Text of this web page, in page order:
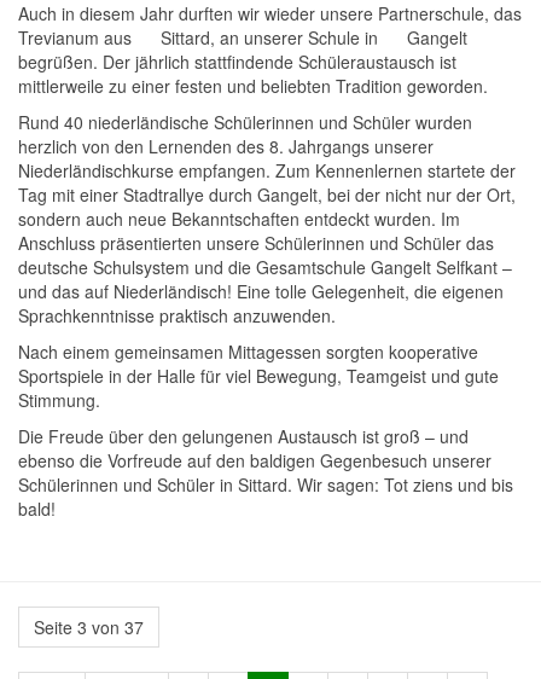
Auch in diesem Jahr durften wir wieder unsere Partnerschule, das
Trevianum aus Sittard, an unserer Schule in
Gangelt
begrüßen. Der jährlich stattfindende Schüleraustausch ist
mittlerweile zu einer festen und beliebten Tradition geworden.
Rund 40 niederländische Schülerinnen und Schüler wurden
herzlich von den Lernenden des 8. Jahrgangs unserer
Niederländischkurse empfangen. Zum Kennenlernen startete der
Tag mit einer Stadtrallye durch Gangelt, bei der nicht nur der Ort,
sondern auch neue Bekanntschaften entdeckt wurden. Im
Anschluss präsentierten unsere Schülerinnen und Schüler das
deutsche Schulsystem und die Gesamtschule Gangelt Selfkant –
und das auf Niederländisch! Eine tolle Gelegenheit, die eigenen
Sprachkenntnisse praktisch anzuwenden.
Nach einem gemeinsamen Mittagessen sorgten kooperative
Sportspiele in der Halle für viel Bewegung, Teamgeist und gute
Stimmung.
Die Freude über den gelungenen Austausch ist groß – und
ebenso die Vorfreude auf den baldigen Gegenbesuch unserer
Schülerinnen und Schüler in Sittard. Wir sagen: Tot ziens und bis
bald!
Seite 3 von 37